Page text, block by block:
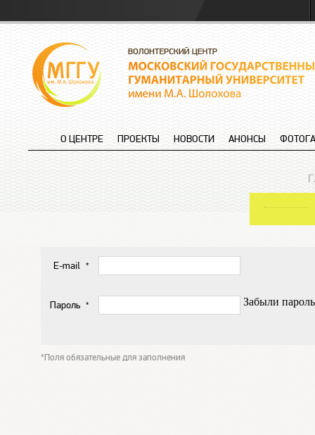
О ЦЕНТРЕ ПРОЕКТЫ НОВОСТИ АНОНСЫ
E-mail *
Пароль * Забыли
*Поля обязательные для заполнения